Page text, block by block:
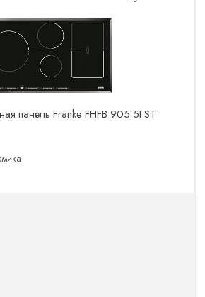
панель Franke FHFB 905 5I ST